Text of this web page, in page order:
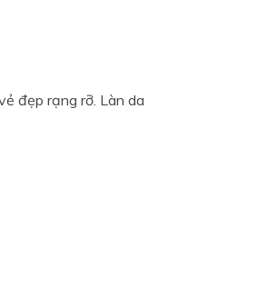
đẹp rạng rỡ. Làn da